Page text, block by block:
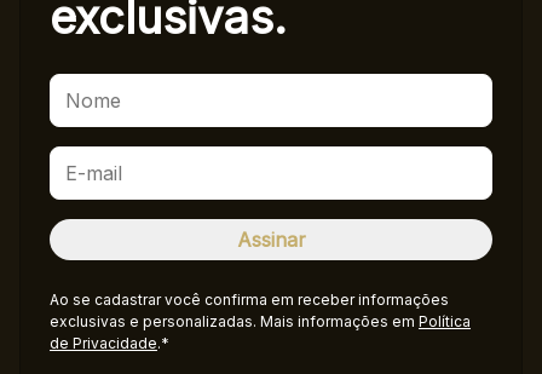
exclusivas.
Ao se cadastrar você confirma em receber informações
exclusivas e personalizadas. Mais informações em Política
de Privacidade.*